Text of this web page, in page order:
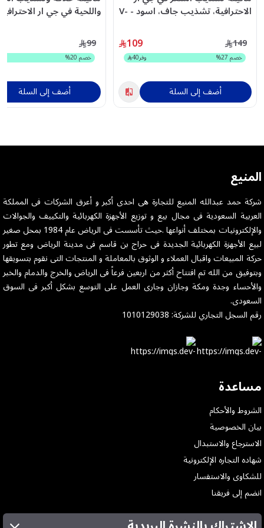
الاحترافية، تشذيب جاف، اسود - V-
109 149
خصم27
% وفر40
أضف إلى السلة
واللحية في جي ار
تشذيب جاف، اسود - V-291
99
خصم 20
%
أضف إلى السلة
المنيع
شركة حمد عبدالله المنيع للتجارة هى احدى أكبر و أعرق الشركات فى المملكة
العربية السعودية فى مجال بيع و توزيع الأجهزة الكهربائية والتكييف والجوالات
والإلكترونيات بمختلف أنواعها .حيث تأسست فى الرياض عام 1984 بمحل صغير
لبيع الأجهزة الكهربائية الجديدة فى حراج بن قاسم فى مدينة الرياض ومع تطور
حركة المبيعات واقبال العملاء و الوثوق بالمعاملة و المنتجات التى نقوم بتسويقها
وبتوفيق من الله تم افتتاح أكثر من اربعين فرعاً فى الرياض والخرج والدمام والخبر
والأحساء وجدة ومكة وجازان وجارى العمل على التوسع بشكل أكبر فى السوق
السعودى.
رقم السجل التجاري للشركة: 1010129038
مساعدة
الشروط والأحكام
بيان الخصوصية
الاسترجاع والاستبدال
شهاده التجاره الإلكترونية
للشكاوى والاستفسار
انضم إلى فريقنا